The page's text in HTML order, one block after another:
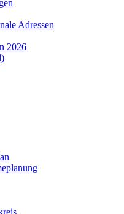
Adressen
2026